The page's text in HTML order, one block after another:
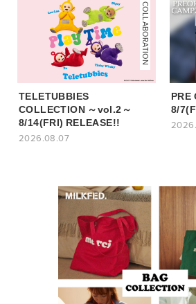
COLLABORATION
TELETUBBIES
COLLECTION ～vol.2～
8/14(FRI) RELEASE!!
2026.08.07
PRE
8/